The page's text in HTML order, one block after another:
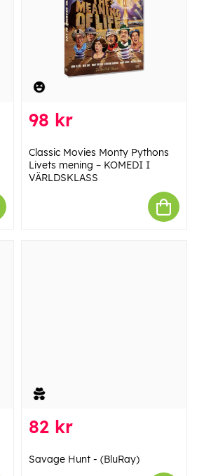
98 kr
Classic Movies Monty Pythons
Livets mening – KOMEDI I
VÄRLDSKLASS
82 kr
Savage Hunt - (BluRay)